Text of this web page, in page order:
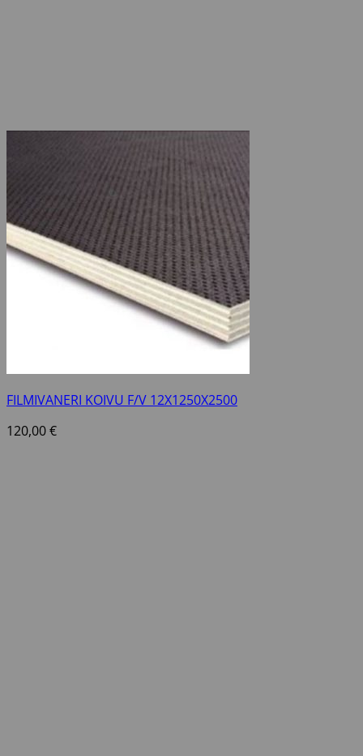
FILMIVANERI KOIVU F/V 12X1250X2500
120,00€